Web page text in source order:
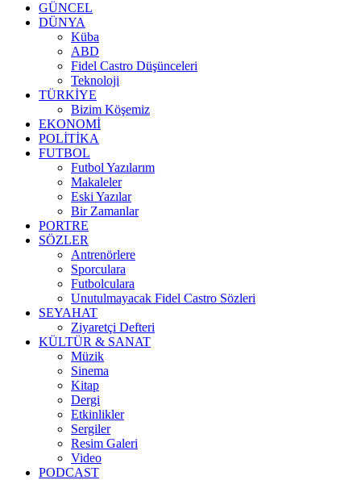
GÜNCEL
DÜNYA
Küba
ABD
Fidel Castro Düşünceleri
Teknoloji
TÜRKİYE
Bizim Köşemiz
EKONOMİ
POLİTİKA
FUTBOL
Futbol Yazılarım
Makaleler
Eski Yazılar
Bir Zamanlar
PORTRE
SÖZLER
Antrenörlere
Sporculara
Futbolculara
Unutulmayacak Fidel Castro Sözleri
SEYAHAT
Ziyaretçi Defteri
KÜLTÜR & SANAT
Müzik
Sinema
Kitap
Dergi
Etkinlikler
Sergiler
Resim Galeri
Video
PODCAST